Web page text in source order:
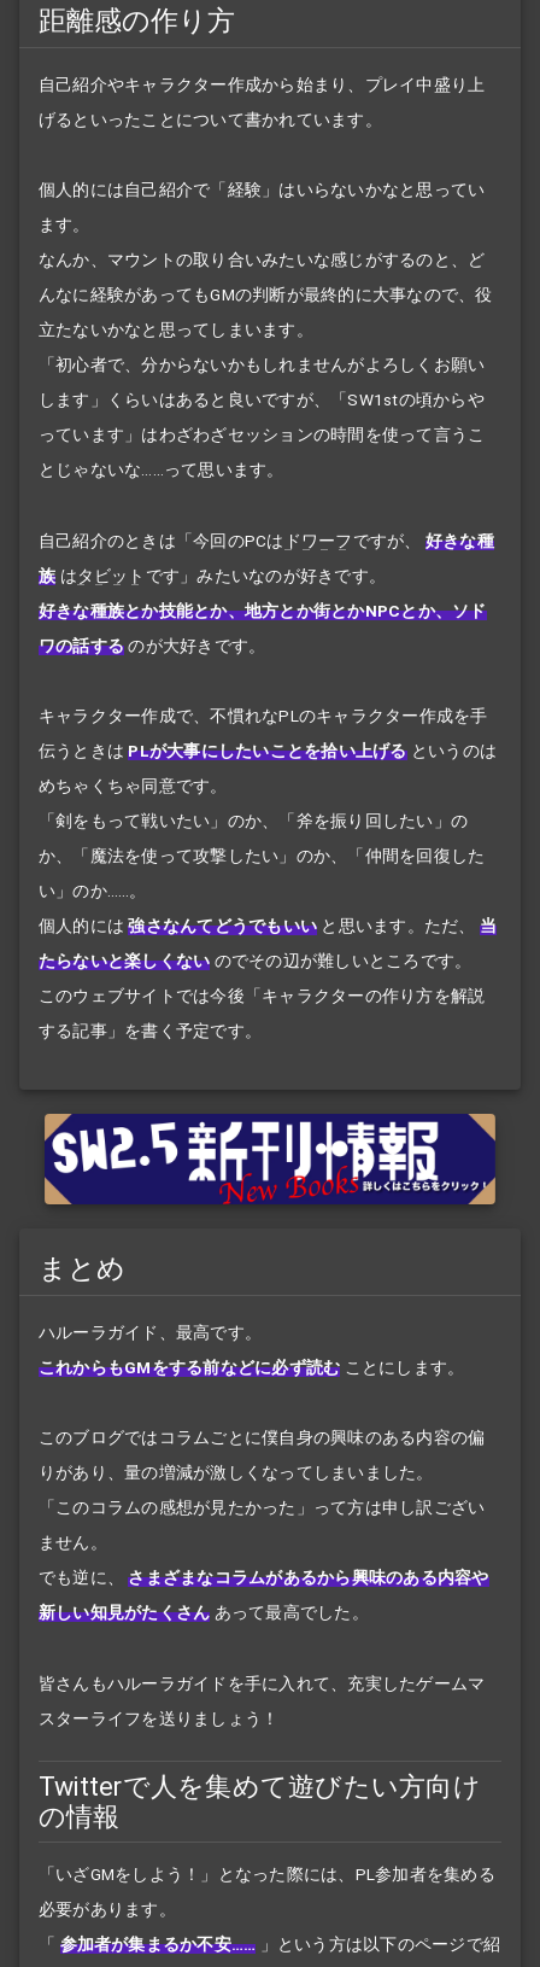
距離感の作り方
自己紹介やキャラクター作成から始まり、プレイ中盛り上
げるといったことについて書かれています。
個人的には自己紹介で「経験」はいらないかなと思ってい
ます。
なんか、マウントの取り合いみたいな感じがするのと、ど
んなに経験があってもGMの判断が最終的に大事なので、役
立たないかなと思ってしまいます。
「初心者で、分からないかもしれませんがよろしくお願い
します」くらいはあると良いですが、「SW1stの頃からや
っています」はわざわざセッションの時間を使って言うこ
とじゃないな……って思います。
自己紹介のときは「今回のPCは ドワーフ ですが、
好きな種
族 はタビット です」みたいなのが好きです。
好きな種族とか技能とか、地方とか街とかNPCとか、ソド
ワの話する のが大好きです。
キャラクター作成で、不慣れなPLのキャラクター作成を手
伝うときは PLが大事にしたいことを拾い上げる というのは
めちゃくちゃ同意です。
「剣をもって戦いたい」のか、「斧を振り回したい」の
か、「魔法を使って攻撃したい」のか、「仲間を回復した
い」のか……。
個人的には 強さなんてどうでもいい と思います。ただ、
当
たらないと楽しくない のでその辺が難しいところです。
このウェブサイトでは今後「キャラクターの作り方を解説
する記事」を書く予定です。
まとめ
ハルーラガイド、最高です。
これからもGMをする前などに必ず読む ことにします。
このブログではコラムごとに僕自身の興味のある内容の偏
りがあり、量の増減が激しくなってしまいました。
「このコラムの感想が見たかった」って方は申し訳ござい
ません。
でも逆に、
さまざまなコラムがあるから興味のある内容や
新しい知見がたくさん あって最高でした。
皆さんもハルーラガイドを手に入れて、充実したゲームマ
スターライフを送りましょう！
Twitterで人を集めて遊びたい方向け
の情報
「いざGMをしよう！」となった際には、PL参加者を集める
必要があります。
「 参加者が集まるか不安…… 」
という方は以下のページで紹